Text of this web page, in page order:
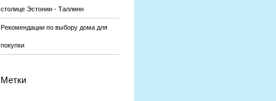
столице Эстонии - Таллинн
Рекомендации по выбору дома для
покупки
Метки